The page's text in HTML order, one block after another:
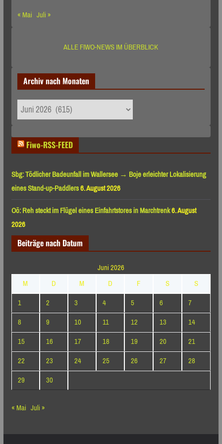
« Mai Juli »
ALLE FIWO-NEWS IM ÜBERBLICK
Archiv nach Monaten
Archiv
nach
Fiwo-RSS-FEED
Sbg: Tödlicher Badeunfall im Wallersee → Boje erleichter Lokalisierung
eines Stand-up-Paddlers6. August 2026
Oö: Reh steckt im Flügel eines Einfahrtstores in Marchtrenk6. August
2026
Beiträge nach Datum
Juni 2026
M
D M D F S
S
1
2 3 4 5 6
7
8
9 10 11 12 13
14
15
16 17 18 19 20
21
22
23 24 25 26 27
28
29
30
« Mai Juli »